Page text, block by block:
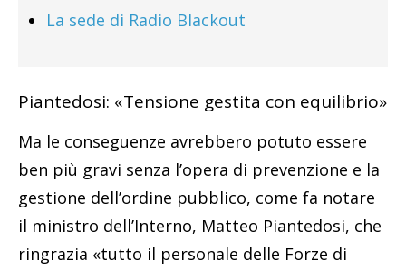
La sede di Radio Blackout
Piantedosi: «Tensione gestita con equilibrio»
Ma le conseguenze avrebbero potuto essere
ben più gravi senza l’opera di prevenzione e la
gestione dell’ordine pubblico, come fa notare
il ministro dell’Interno, Matteo Piantedosi, che
ringrazia «tutto il personale delle Forze di